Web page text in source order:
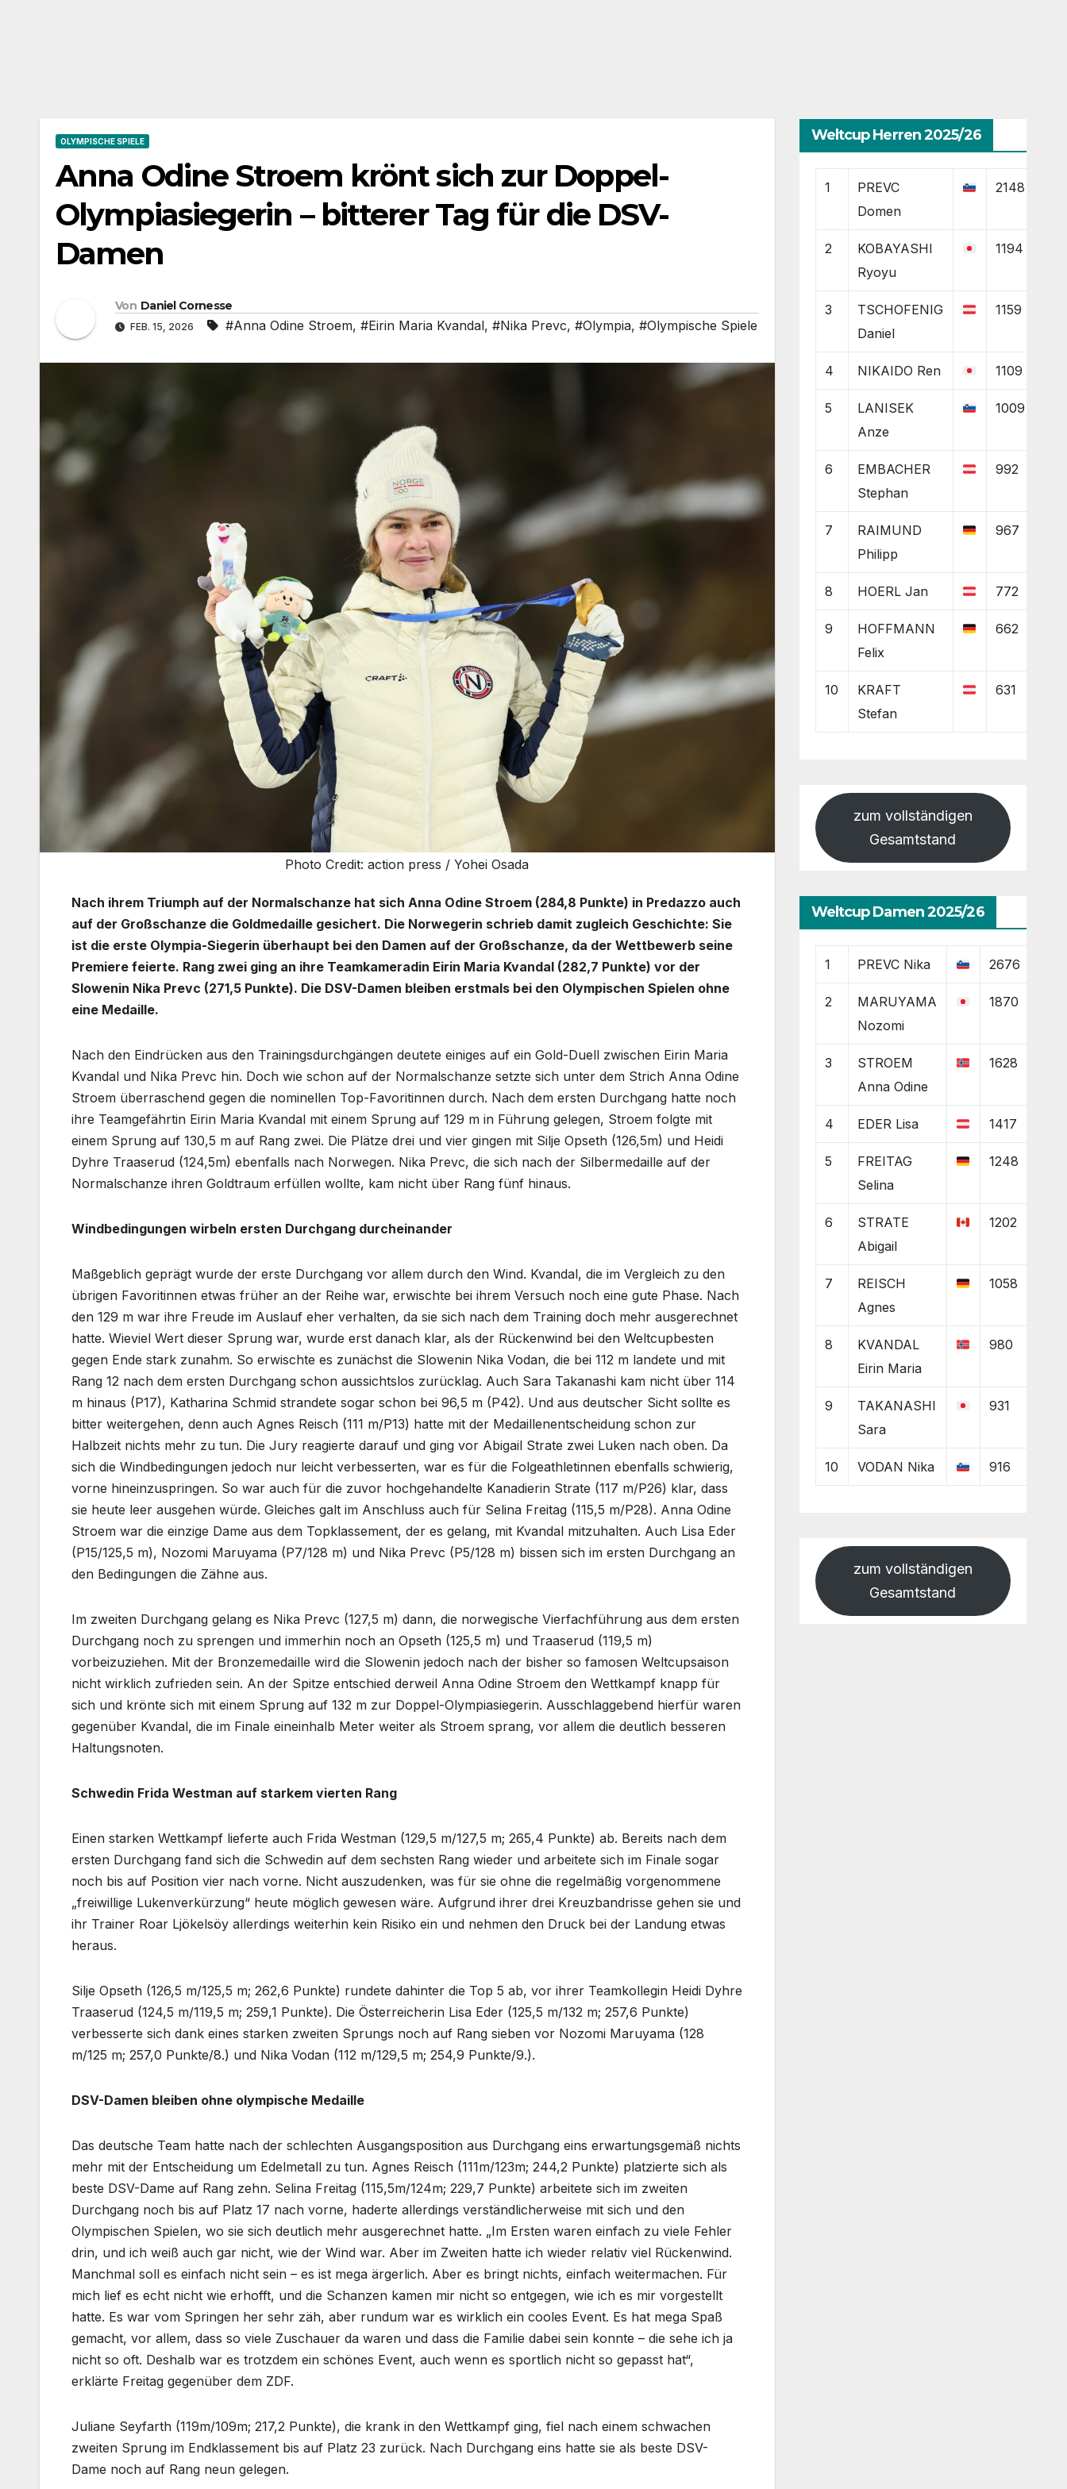
OLYMPISCHE SPIELE
Anna Odine Stroem krönt sich zur Doppel-
Olympiasiegerin – bitterer Tag für die DSV-
Damen
Von Daniel Cornesse
FEB. 15, 2026 #Anna Odine Stroem, #Eirin Maria Kvandal, #Nika Prevc, #Olympia, #Olympische Spiele
Photo Credit: action press / Yohei Osada
Nach ihrem Triumph auf der Normalschanze hat sich Anna Odine Stroem (284,8 Punkte) in Predazzo auch
auf der Großschanze die Goldmedaille gesichert. Die Norwegerin schrieb damit zugleich Geschichte: Sie
ist die erste Olympia-Siegerin überhaupt bei den Damen auf der Großschanze, da der Wettbewerb seine
Premiere feierte. Rang zwei ging an ihre Teamkameradin Eirin Maria Kvandal (282,7 Punkte) vor der
Slowenin Nika Prevc (271,5 Punkte). Die DSV-Damen bleiben erstmals bei den Olympischen Spielen ohne
eine Medaille.
Nach den Eindrücken aus den Trainingsdurchgängen deutete einiges auf ein Gold-Duell zwischen Eirin Maria
Kvandal und Nika Prevc hin. Doch wie schon auf der Normalschanze setzte sich unter dem Strich Anna Odine
Stroem überraschend gegen die nominellen Top-Favoritinnen durch. Nach dem ersten Durchgang hatte noch
ihre Teamgefährtin Eirin Maria Kvandal mit einem Sprung auf 129 m in Führung gelegen, Stroem folgte mit
einem Sprung auf 130,5 m auf Rang zwei. Die Plätze drei und vier gingen mit Silje Opseth (126,5m) und Heidi
Dyhre Traaserud (124,5m) ebenfalls nach Norwegen. Nika Prevc, die sich nach der Silbermedaille auf der
Normalschanze ihren Goldtraum erfüllen wollte, kam nicht über Rang fünf hinaus.
Windbedingungen wirbeln ersten Durchgang durcheinander
Maßgeblich geprägt wurde der erste Durchgang vor allem durch den Wind. Kvandal, die im Vergleich zu den
übrigen Favoritinnen etwas früher an der Reihe war, erwischte bei ihrem Versuch noch eine gute Phase. Nach
den 129 m war ihre Freude im Auslauf eher verhalten, da sie sich nach dem Training doch mehr ausgerechnet
hatte. Wieviel Wert dieser Sprung war, wurde erst danach klar, als der Rückenwind bei den Weltcupbesten
gegen Ende stark zunahm. So erwischte es zunächst die Slowenin Nika Vodan, die bei 112 m landete und mit
Rang 12 nach dem ersten Durchgang schon aussichtslos zurücklag. Auch Sara Takanashi kam nicht über 114
m hinaus (P17), Katharina Schmid strandete sogar schon bei 96,5 m (P42). Und aus deutscher Sicht sollte es
bitter weitergehen, denn auch Agnes Reisch (111 m/P13) hatte mit der Medaillenentscheidung schon zur
Halbzeit nichts mehr zu tun. Die Jury reagierte darauf und ging vor Abigail Strate zwei Luken nach oben. Da
sich die Windbedingungen jedoch nur leicht verbesserten, war es für die Folgeathletinnen ebenfalls schwierig,
vorne hineinzuspringen. So war auch für die zuvor hochgehandelte Kanadierin Strate (117 m/P26) klar, dass
sie heute leer ausgehen würde. Gleiches galt im Anschluss auch für Selina Freitag (115,5 m/P28). Anna Odine
Stroem war die einzige Dame aus dem Topklassement, der es gelang, mit Kvandal mitzuhalten. Auch Lisa Eder
(P15/125,5 m), Nozomi Maruyama (P7/128 m) und Nika Prevc (P5/128 m) bissen sich im ersten Durchgang an
den Bedingungen die Zähne aus.
Im zweiten Durchgang gelang es Nika Prevc (127,5 m) dann, die norwegische Vierfachführung aus dem ersten
Durchgang noch zu sprengen und immerhin noch an Opseth (125,5 m) und Traaserud (119,5 m)
vorbeizuziehen. Mit der Bronzemedaille wird die Slowenin jedoch nach der bisher so famosen Weltcupsaison
nicht wirklich zufrieden sein. An der Spitze entschied derweil Anna Odine Stroem den Wettkampf knapp für
sich und krönte sich mit einem Sprung auf 132 m zur Doppel-Olympiasiegerin. Ausschlaggebend hierfür waren
gegenüber Kvandal, die im Finale eineinhalb Meter weiter als Stroem sprang, vor allem die deutlich besseren
Haltungsnoten.
Schwedin Frida Westman auf starkem vierten Rang
Einen starken Wettkampf lieferte auch Frida Westman (129,5 m/127,5 m; 265,4 Punkte) ab. Bereits nach dem
ersten Durchgang fand sich die Schwedin auf dem sechsten Rang wieder und arbeitete sich im Finale sogar
noch bis auf Position vier nach vorne. Nicht auszudenken, was für sie ohne die regelmäßig vorgenommene
„freiwillige Lukenverkürzung“ heute möglich gewesen wäre. Aufgrund ihrer drei Kreuzbandrisse gehen sie und
ihr Trainer Roar Ljökelsöy allerdings weiterhin kein Risiko ein und nehmen den Druck bei der Landung etwas
heraus.
Silje Opseth (126,5 m/125,5 m; 262,6 Punkte) rundete dahinter die Top 5 ab, vor ihrer Teamkollegin Heidi Dyhre
Traaserud (124,5 m/119,5 m; 259,1 Punkte). Die Österreicherin Lisa Eder (125,5 m/132 m; 257,6 Punkte)
verbesserte sich dank eines starken zweiten Sprungs noch auf Rang sieben vor Nozomi Maruyama (128
m/125 m; 257,0 Punkte/8.) und Nika Vodan (112 m/129,5 m; 254,9 Punkte/9.).
DSV-Damen bleiben ohne olympische Medaille
Das deutsche Team hatte nach der schlechten Ausgangsposition aus Durchgang eins erwartungsgemäß nichts
mehr mit der Entscheidung um Edelmetall zu tun. Agnes Reisch (111m/123m; 244,2 Punkte) platzierte sich als
beste DSV-Dame auf Rang zehn. Selina Freitag (115,5m/124m; 229,7 Punkte) arbeitete sich im zweiten
Durchgang noch bis auf Platz 17 nach vorne, haderte allerdings verständlicherweise mit sich und den
Olympischen Spielen, wo sie sich deutlich mehr ausgerechnet hatte. „Im Ersten waren einfach zu viele Fehler
drin, und ich weiß auch gar nicht, wie der Wind war. Aber im Zweiten hatte ich wieder relativ viel Rückenwind.
Manchmal soll es einfach nicht sein – es ist mega ärgerlich. Aber es bringt nichts, einfach weitermachen. Für
mich lief es echt nicht wie erhofft, und die Schanzen kamen mir nicht so entgegen, wie ich es mir vorgestellt
hatte. Es war vom Springen her sehr zäh, aber rundum war es wirklich ein cooles Event. Es hat mega Spaß
gemacht, vor allem, dass so viele Zuschauer da waren und dass die Familie dabei sein konnte – die sehe ich ja
nicht so oft. Deshalb war es trotzdem ein schönes Event, auch wenn es sportlich nicht so gepasst hat“,
erklärte Freitag gegenüber dem ZDF.
Juliane Seyfarth (119m/109m; 217,2 Punkte), die krank in den Wettkampf ging, fiel nach einem schwachen
zweiten Sprung im Endklassement bis auf Platz 23 zurück. Nach Durchgang eins hatte sie als beste DSV-
Dame noch auf Rang neun gelegen.
Weltcup Herren 2025/26
1
PREVC
Domen
2148
2
KOBAYASHI
Ryoyu
1194
3
TSCHOFENIG
Daniel
1159
4 NIKAIDO Ren 1109
5
LANISEK
Anze
1009
6
EMBACHER
Stephan
992
7
RAIMUND
Philipp
967
8 HOERL Jan 772
9
HOFFMANN
Felix
662
10
KRAFT
Stefan
631
zum vollständigen
Gesamtstand
Weltcup Damen 2025/26
1 PREVC Nika 2676
2
MARUYAMA
Nozomi
1870
3
STROEM
Anna Odine
1628
4 EDER Lisa 1417
5
FREITAG
Selina
1248
6
STRATE
Abigail
1202
7
REISCH
Agnes
1058
8
KVANDAL
Eirin Maria
980
9
TAKANASHI
Sara
931
10 VODAN Nika 916
zum vollständigen
Gesamtstand